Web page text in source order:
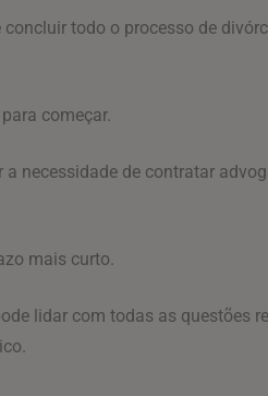
todo o processo de
começar.
necessidade de contratar
mais curto.
lidar com todas as questões